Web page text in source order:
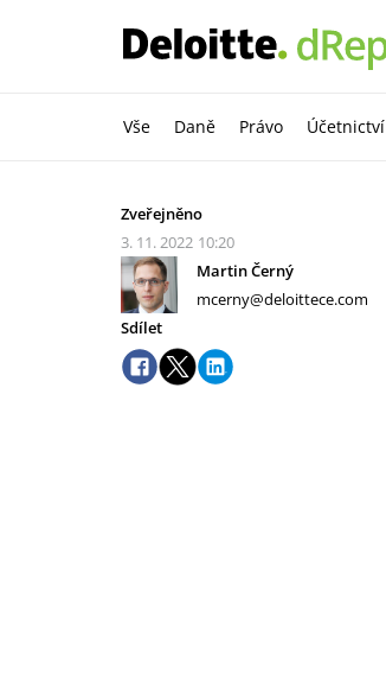
Vše Daně Právo Účetnictví
Zveřejněno
3. 11. 2022 10:20
Martin Černý
mcerny@deloittece.com
Sdílet